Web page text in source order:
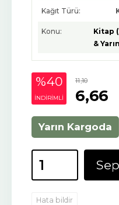
Kağıt Türü:
Konu: Kitap
&
%40
INDIRIMLI
11,10
6,66
Yarın Kargoda
Hata bildir